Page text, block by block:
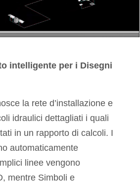
intelligente per i Disegni
la rete d’installazione e
idraulici dettagliati i quali
in un rapporto di calcoli. I
automaticamente
linee vengono
mentre Simboli e